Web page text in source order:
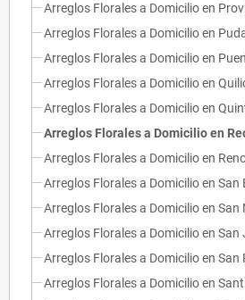
Arreglos Florales a Domicilio en
Arreglos Florales a Domicilio en
Arreglos Florales a Domicilio en
Arreglos Florales a Domicilio en
Arreglos Florales a Domicilio en
Arreglos Florales a Domicilio en
Arreglos Florales a Domicilio en
Arreglos Florales a Domicilio en San
Arreglos Florales a Domicilio en San
Arreglos Florales a Domicilio en San
Arreglos Florales a Domicilio en San
Arreglos Florales a Domicilio en